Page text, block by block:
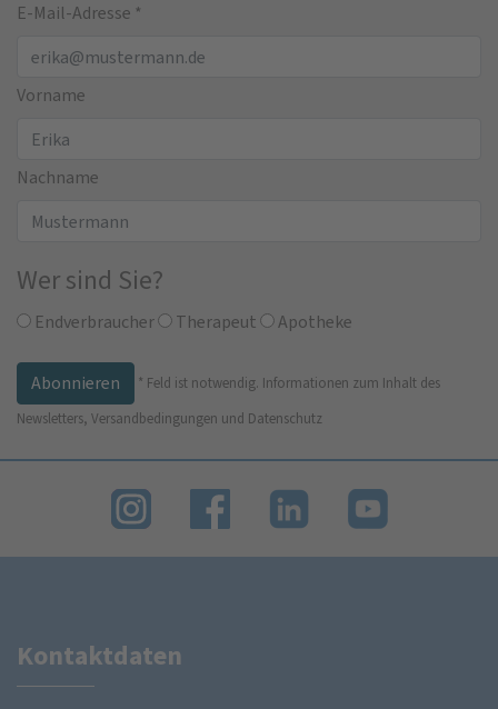
E-Mail-Adresse *
Vorname
Nachname
Wer sind Sie?
Endverbraucher Therapeut Apotheke
* Feld ist notwendig. Informationen zum Inhalt des
Newsletters, Versandbedingungen und Datenschutz
Kontaktdaten